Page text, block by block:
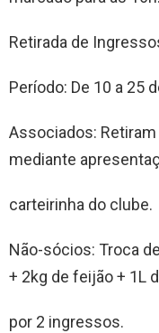
Retirada de
Período: De 10 a 25
Associados:
mediante
carteirinha do clube.
Não-sócios: Troca
+ 2kg de feijão + 1L
por 2 ingressos.